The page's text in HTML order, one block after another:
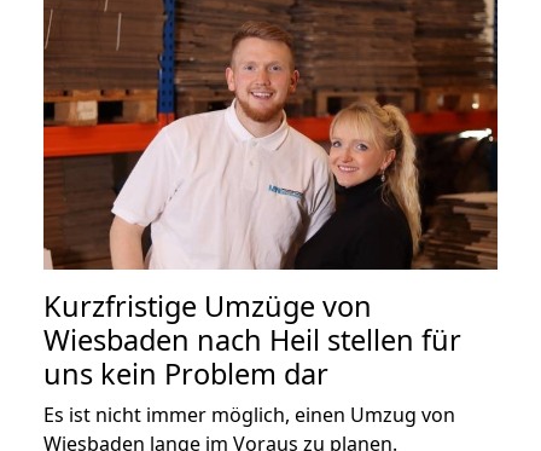
Kurzfristige Umzüge von
Wiesbaden nach Heil stellen für
uns kein Problem dar
Es ist nicht immer möglich, einen Umzug von
Wiesbaden lange im Voraus zu planen.